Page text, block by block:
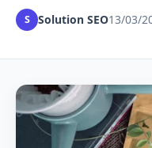
S Solution SEO13/03/